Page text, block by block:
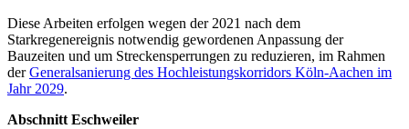
Diese Arbeiten erfolgen wegen der 2021 nach dem
Starkregenereignis notwendig gewordenen Anpassung der
Bauzeiten und um Streckensperrungen zu reduzieren, im Rahmen
derGeneralsanierung des Hochleistungskorridors Köln-Aachen im
Jahr 2029.
Abschnitt Eschweiler